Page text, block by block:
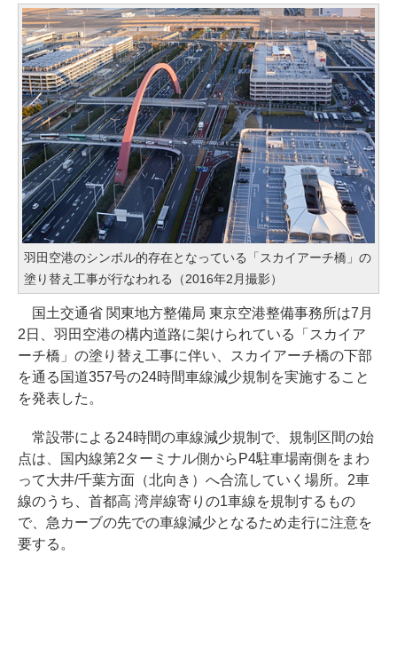
羽田空港のシンボル的存在となっている「スカイアーチ橋」の
塗り替え工事が行なわれる（2016年2月撮影）
国土交通省 関東地方整備局 東京空港整備事務所は7月
2日、羽田空港の構内道路に架けられている「スカイア
ーチ橋」の塗り替え工事に伴い、スカイアーチ橋の下部
を通る国道357号の24時間車線減少規制を実施すること
を発表した。
常設帯による24時間の車線減少規制で、規制区間の始
点は、国内線第2ターミナル側からP4駐車場南側をまわ
って大井/千葉方面（北向き）へ合流していく場所。2車
線のうち、首都高 湾岸線寄りの1車線を規制するもの
で、急カーブの先での車線減少となるため走行に注意を
要する。